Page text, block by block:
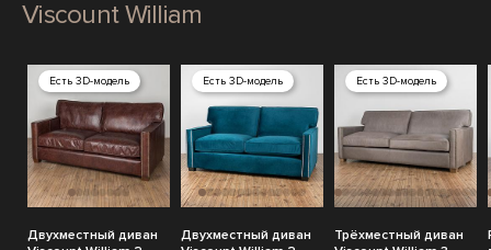
Viscount William
Есть 3D-модель
Двухместный диван
Есть 3D-модель
Двухместный диван
Есть 3D-модель
Трёхместный диван